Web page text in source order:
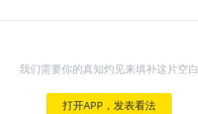
我们需要你的真知灼见来填补这片空白
打开APP，发表看法